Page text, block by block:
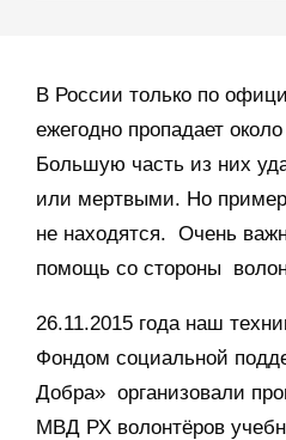
В России только по
ежегодно пропадает
Большую часть из них
или мертвыми. Но
не находятся. Очень
помощь со стороны
26.11.2015 года наш
Фондом социальной
Добра» организовали
МВД РХ волонтёров